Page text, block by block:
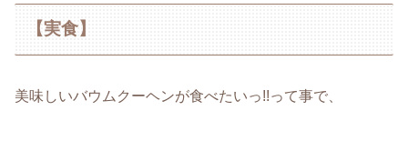
【実食】
美味しいバウムクーヘンが食べたいっ!!って事で、